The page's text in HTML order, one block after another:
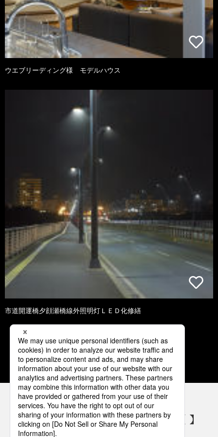
ウエブリーディング様 モデルハウス
市道開運橋夕顔瀬橋線外照明灯ＬＥＤ化修繕
1 2 3 4 5
パナソニックの電気設備 SNSアカウント